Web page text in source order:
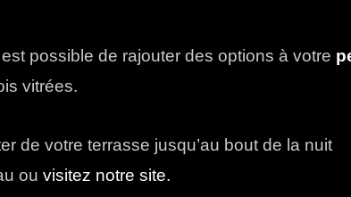
possible de rajouter des options à votre
vitrées.
de votre terrasse jusqu’au bout de la nuit
ou visitez notre site.